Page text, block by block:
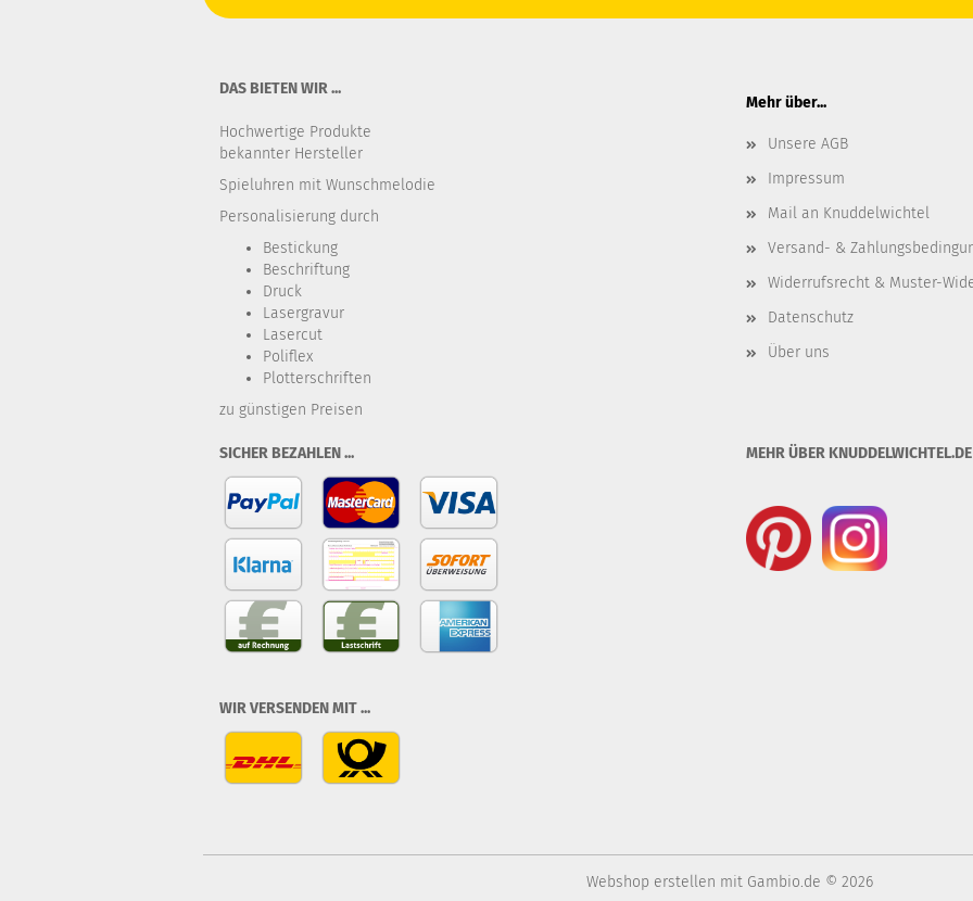
DAS BIETEN WIR ...
Hochwertige Produkte
bekannter Hersteller
Spieluhren mit Wunschmelodie
Personalisierung durch
Bestickung​
Beschriftung
Druck
Lasergravur
Lasercut
Poliflex
Plotterschriften
zu günstigen Preisen
Mehr über...
Unsere AGB
Impressum
Mail an Knuddelwichtel
Versand- &
Widerrufsrecht & Muster-
Datenschutz
Über uns
SICHER BEZAHLEN ...
WIR VERSENDEN MIT ...
MEHR ÜBER
Webshop erstellen mit Gambio.de © 2026